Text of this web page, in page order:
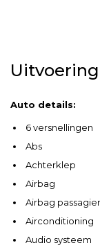
Auto details:
6 versnellingen
Abs
Achterklep
Airbag
Airbag passagier
Airconditioning
Audio systeem